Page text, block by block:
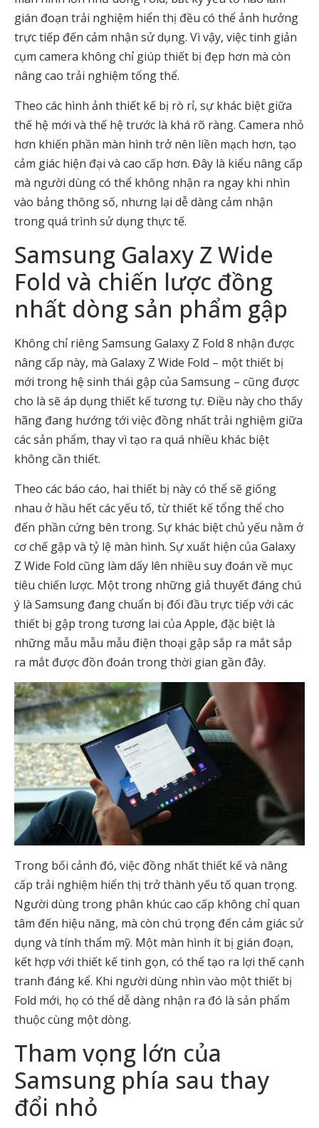
gián đoạn trải nghiệm hiển thị đều có thể ảnh hưởng
trực tiếp đến cảm nhận sử dụng. Vì vậy, việc tinh giản
cụm camera không chỉ giúp thiết bị đẹp hơn mà còn
nâng cao trải nghiệm tổng thể.
Theo các hình ảnh thiết kế bị rò rỉ, sự khác biệt giữa
thế hệ mới và thế hệ trước là khá rõ ràng. Camera nhỏ
hơn khiến phần màn hình trở nên liền mạch hơn, tạo
cảm giác hiện đại và cao cấp hơn. Đây là kiểu nâng cấp
mà người dùng có thể không nhận ra ngay khi nhìn
vào bảng thông số, nhưng lại dễ dàng cảm nhận
trong quá trình sử dụng thực tế.
Samsung Galaxy Z Wide
Fold và chiến lược đồng
nhất dòng sản phẩm gập
Không chỉ riêng Samsung Galaxy Z Fold 8 nhận được
nâng cấp này, mà Galaxy Z Wide Fold – một thiết bị
mới trong hệ sinh thái gập của Samsung – cũng được
cho là sẽ áp dụng thiết kế tương tự. Điều này cho thấy
hãng đang hướng tới việc đồng nhất trải nghiệm giữa
các sản phẩm, thay vì tạo ra quá nhiều khác biệt
không cần thiết.
Theo các báo cáo, hai thiết bị này có thể sẽ giống
nhau ở hầu hết các yếu tố, từ thiết kế tổng thể cho
đến phần cứng bên trong. Sự khác biệt chủ yếu nằm ở
cơ chế gập và tỷ lệ màn hình. Sự xuất hiện của Galaxy
Z Wide Fold cũng làm dấy lên nhiều suy đoán về mục
tiêu chiến lược. Một trong những giả thuyết đáng chú
ý là Samsung đang chuẩn bị đối đầu trực tiếp với các
thiết bị gập trong tương lai của Apple, đặc biệt là
những mẫu mẫu mẫu điện thoại gập sắp ra mắt sắp
ra mắt được đồn đoán trong thời gian gần đây.
Trong bối cảnh đó, việc đồng nhất thiết kế và nâng
cấp trải nghiệm hiển thị trở thành yếu tố quan trọng.
Người dùng trong phân khúc cao cấp không chỉ quan
tâm đến hiệu năng, mà còn chú trọng đến cảm giác sử
dụng và tính thẩm mỹ. Một màn hình ít bị gián đoạn,
kết hợp với thiết kế tinh gọn, có thể tạo ra lợi thế cạnh
tranh đáng kể. Khi người dùng nhìn vào một thiết bị
Fold mới, họ có thể dễ dàng nhận ra đó là sản phẩm
thuộc cùng một dòng.
Tham vọng lớn của
Samsung phía sau thay
đổi nhỏ